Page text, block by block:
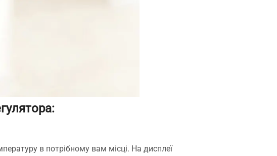
в потрібному вам місці. На дисплеї